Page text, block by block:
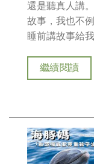
還是聽真人講
故事，我也不
睡前講故事給
繼續閱讀